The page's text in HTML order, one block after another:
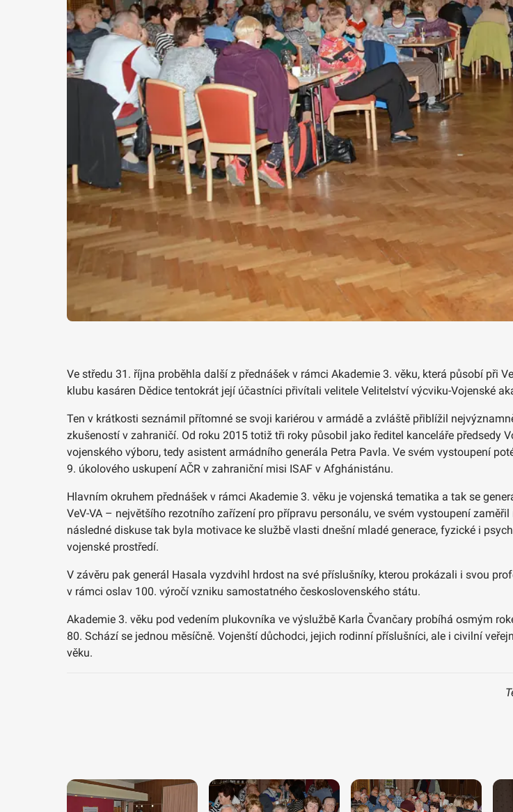
Ve středu 31. října proběhla další z přednášek v rámci Akademie 3. věku, která působí při
klubu kasáren Dědice tentokrát její účastníci přivítali velitele Velitelství výcviku-Vojenské
Ten v krátkosti seznámil přítomné se svoji kariérou v armádě a zvláště přiblížil
zkušeností v zahraničí. Od roku 2015 totiž tři roky působil jako ředitel kanceláře předsedy
vojenského výboru, tedy asistent armádního generála Petra Pavla. Ve svém vystoupení
9. úkolového uskupení AČR v zahraniční misi ISAF v Afghánistánu.
Hlavním okruhem přednášek v rámci Akademie 3. věku je vojenská tematika a tak se
VeV-VA – největšího rezotního zařízení pro přípravu personálu, ve svém vystoupení
následné diskuse tak byla motivace ke službě vlasti dnešní mladé generace, fyzické i
vojenské prostředí.
V závěru pak generál Hasala vyzdvihl hrdost na své příslušníky, kterou prokázali i svou
v rámci oslav 100. výročí vzniku samostatného československého státu.
Akademie 3. věku pod vedením plukovníka ve výslužbě Karla Čvančary probíhá osmým
80. Schází se jednou měsíčně. Vojenští důchodci, jejich rodinní příslušníci, ale i civilní
věku.